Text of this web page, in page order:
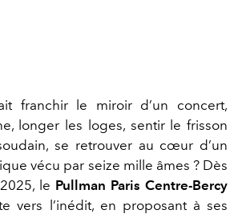
franchir le miroir d’un concert,
longer les loges, sentir le frisson
se retrouver au cœur d’un
vécu par seize mille âmes ? Dès
le Pullman Paris Centre-Bercy
vers l’inédit, en proposant à ses